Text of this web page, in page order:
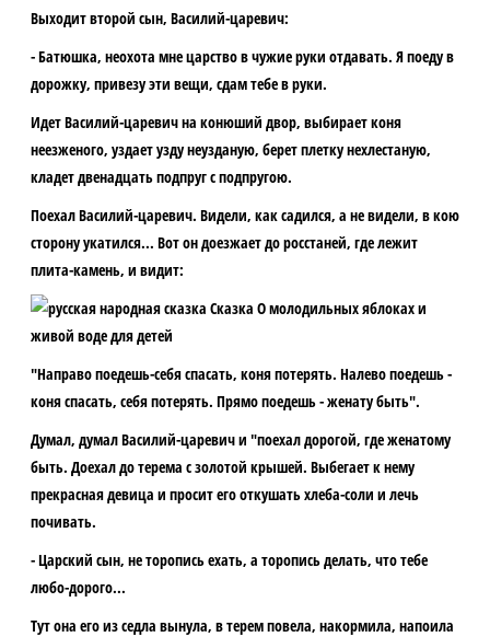
Выходит второй сын, Василий-царевич:
- Батюшка, неохота мне царство в чужие руки отдавать. Я поеду в
дорожку, привезу эти вещи, сдам тебе в руки.
Идет Василий-царевич на конюший двор, выбирает коня
неезженого, уздает узду неузданую, берет плетку нехлестаную,
кладет двенадцать подпруг с подпругою.
Поехал Василий-царевич. Видели, как садился, а не видели, в кою
сторону укатился... Вот он доезжает до росстаней, где лежит
плита-камень, и видит:
"Направо поедешь-себя спасать, коня потерять. Налево поедешь -
коня спасать, себя потерять. Прямо поедешь - женату быть".
Думал, думал Василий-царевич и "поехал дорогой, где женатому
быть. Доехал до терема с золотой крышей. Выбегает к нему
прекрасная девица и просит его откушать хлеба-соли и лечь
почивать.
- Царский сын, не торопись ехать, а торопись делать, что тебе
любо-дорого...
Тут она его из седла вынула, в терем повела, накормила, напоила